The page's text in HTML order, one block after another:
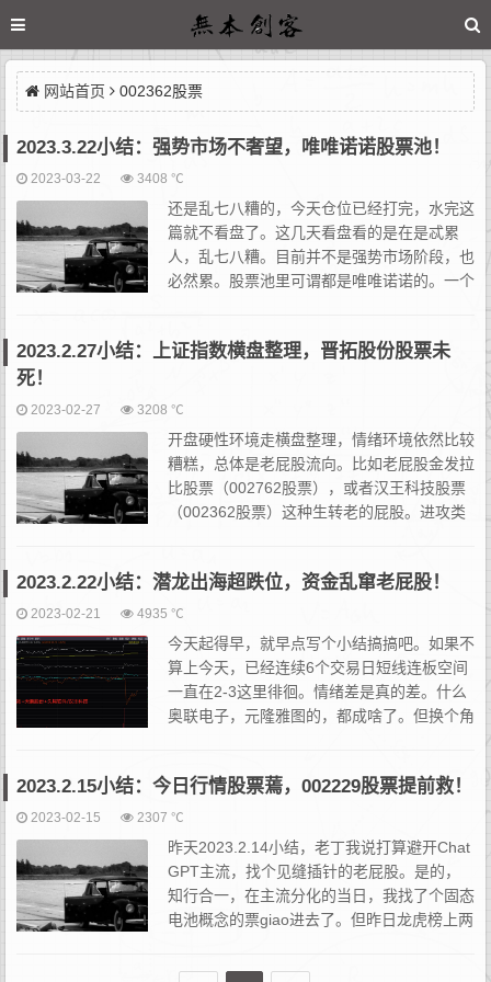
网站首页 002362股票
2023.3.22小结：强势市场不奢望，唯唯诺诺股票池！
2023-03-22 3408 ℃
还是乱七八糟的，今天仓位已经打完，水完这
篇就不看盘了。这几天看盘看的是在是忒累
人，乱七八糟。目前并不是强势市场阶段，也
必然累。股票池里可谓都是唯唯诺诺的。一个
2023.2.27小结：上证指数横盘整理，晋拓股份股票未
死！
2023-02-27 3208 ℃
开盘硬性环境走横盘整理，情绪环境依然比较
糟糕，总体是老屁股流向。比如老屁股金发拉
比股票（002762股票），或者汉王科技股票
（002362股票）这种生转老的屁股。进攻类
2023.2.22小结：潜龙出海超跌位，资金乱窜老屁股！
2023-02-21 4935 ℃
今天起得早，就早点写个小结搞搞吧。如果不
算上今天，已经连续6个交易日短线连板空间
一直在2-3这里徘徊。情绪差是真的差。什么
奥联电子，元隆雅图的，都成啥了。但换个角
2023.2.15小结：今日行情股票蔫，002229股票提前救！
2023-02-15 2307 ℃
昨天2023.2.14小结，老丁我说打算避开Chat
GPT主流，找个见缝插针的老屁股。是的，
知行合一，在主流分化的当日，我找了个固态
电池概念的票giao进去了。但昨日龙虎榜上两
会得等下午了。T王的故事，我记得最早在202...